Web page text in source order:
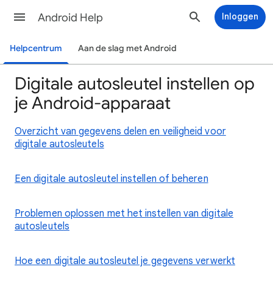
Android Help Inloggen
Helpcentrum Aan de slag met Android
Digitale autosleutel instellen op
je Android-apparaat
Overzicht van gegevens delen en veiligheid voor
digitale autosleutels
Een digitale autosleutel instellen of beheren
Problemen oplossen met het instellen van digitale
autosleutels
Hoe een digitale autosleutel je gegevens verwerkt